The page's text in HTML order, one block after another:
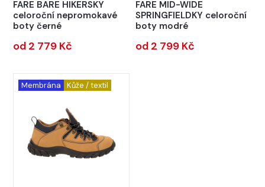
FARE BARE HIKERSKY
celoroční nepromokavé
boty černé
od 2 779 Kč
FARE MID-WIDE
SPRINGFIELDKY celoroční
boty modré
od 2 799 Kč
Membrána Kůže / textil